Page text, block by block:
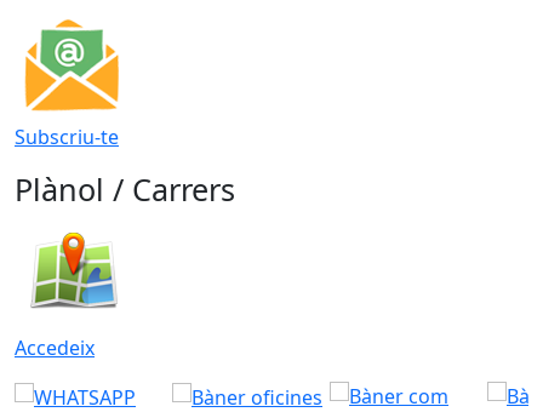
Subscriu-te
Plànol / Carrers
Accedeix